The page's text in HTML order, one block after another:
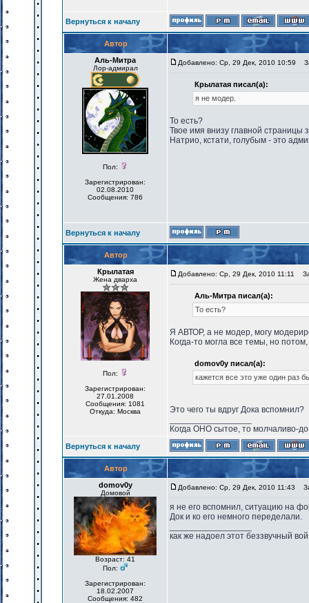
Вернуться к началу
Автор
Аль-Митра
Лор-адмирал
Пол:
Зарегистрирован:
02.08.2010
Сообщения: 786
Добавлено: Ср, 29 Дек, 2010 10:59
Крылатая писал(а):
я не модер.
То есть?
Твое имя внизу главной
Натрио, кстати, голубым - это
Вернуться к началу
Автор
Крылатая
Жена дварха
Пол:
Зарегистрирован:
27.01.2008
Сообщения: 1081
Откуда: Москва
Добавлено: Ср, 29 Дек, 2010 11:11
Аль-Митра писал(а):
То есть?
Я АВТОР, а не модер, могу
Когда-то могла все темы, но
domov0y писал(а):
кажется все это уже один раз
Это чего ты вдруг Дока вспомнил?
Когда ОНО сытое, то молчаливо-
Вернуться к началу
Автор
domov0y
Домовой
Возраст: 41
Пол:
Зарегистрирован:
18.02.2007
Сообщения: 482
Добавлено: Ср, 29 Дек, 2010 11:43
я не его вспомнил, ситуацию на
Док и ко его немного переделали.
как же надоел этот беззвучный